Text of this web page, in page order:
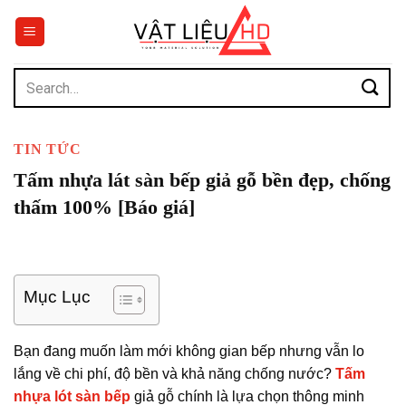
dung
for:
TIN TỨC
Tấm nhựa lát sàn bếp giả gỗ bền đẹp, chống
thấm 100% [Báo giá]
Mục Lục
Bạn đang muốn làm mới không gian bếp nhưng vẫn lo
lắng về chi phí, độ bền và khả năng chống nước? Tấm
nhựa lót sàn bếp giả gỗ chính là lựa chọn thông minh